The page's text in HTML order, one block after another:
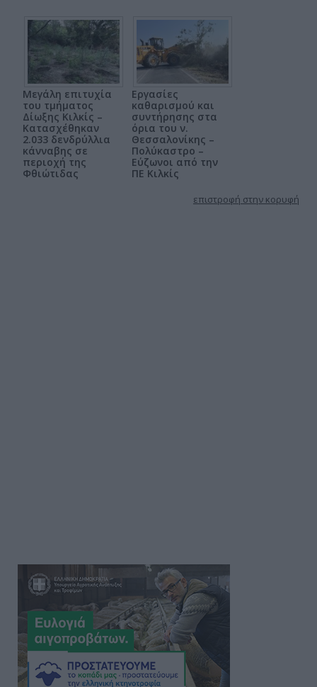
Μεγάλη επιτυχία
του τμήματος
Δίωξης Κιλκίς –
Κατασχέθηκαν
2.033 δενδρύλλια
κάνναβης σε
περιοχή της
Φθιώτιδας
Εργασίες
καθαρισμού και
συντήρησης στα
όρια του ν.
Θεσσαλονίκης –
Πολύκαστρο –
Εύζωνοι από την
ΠΕ Κιλκίς
επιστροφή στην κορυφή